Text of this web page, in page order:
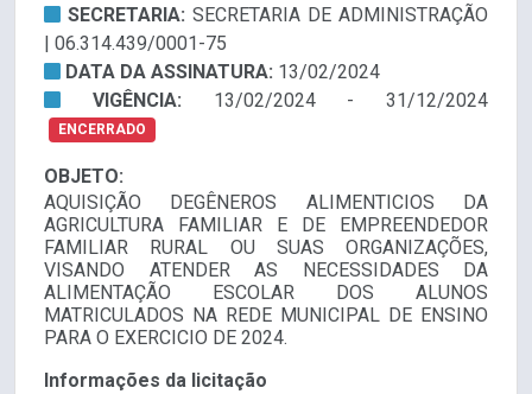
SECRETARIA: SECRETARIA DE ADMINISTRAÇÃO
| 06.314.439/0001-75
DATA DA ASSINATURA: 13/02/2024
VIGÊNCIA: 13/02/2024 - 31/12/2024
ENCERRADO
OBJETO:
AQUISIÇÃO DEGÊNEROS ALIMENTICIOS DA
AGRICULTURA FAMILIAR E DE EMPREENDEDOR
FAMILIAR RURAL OU SUAS ORGANIZAÇÕES,
VISANDO ATENDER AS NECESSIDADES DA
ALIMENTAÇÃO ESCOLAR DOS ALUNOS
MATRICULADOS NA REDE MUNICIPAL DE ENSINO
PARA O EXERCICIO DE 2024.
Informações da licitação